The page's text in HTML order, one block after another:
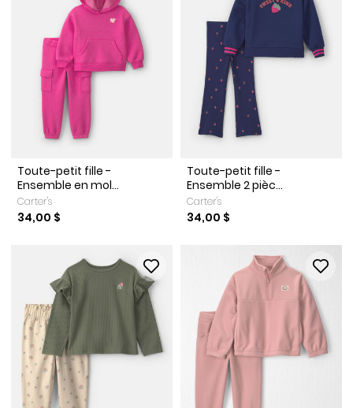
Toute-petit fille -
Ensemble en mol...
Carter's
34,00 $
Toute-petit fille -
Ensemble 2 pièc...
Carter's
34,00 $